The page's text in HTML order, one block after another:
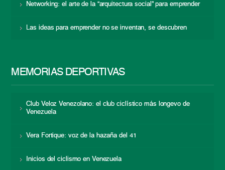
Networking: el arte de la “arquitectura social” para emprender
Las ideas para emprender no se inventan, se descubren
MEMORIAS DEPORTIVAS
Club Veloz Venezolano: el club ciclístico más longevo de
Venezuela
Vera Fortique: voz de la hazaña del 41
Inicios del ciclismo en Venezuela